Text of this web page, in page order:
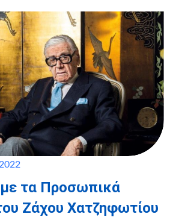
τα Προσωπικά
Ζάχου Χατζηφωτίου